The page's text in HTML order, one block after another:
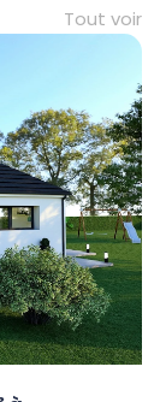
Tout voir